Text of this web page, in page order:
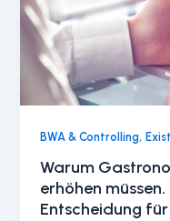
BWA & Controlling,
Warum
erhöhen
Entscheidung